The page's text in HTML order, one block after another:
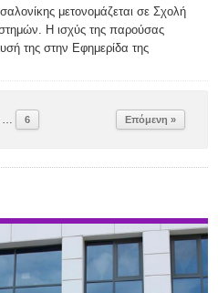
μετονομάζεται σε Σχολή
Η ισχύς της παρούσας
της στην Εφημερίδα της
… 6 Επόμενη »